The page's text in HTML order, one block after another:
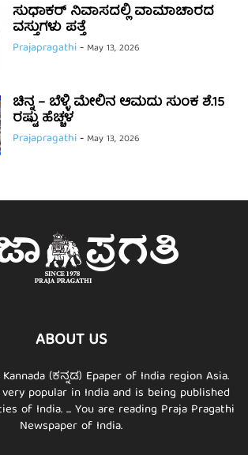
ಸುಧಾಕರ್ ನಿವಾಸದಲ್ಲಿ ವಾಮಾಚಾರದ
ವಸ್ತುಗಳು ಪತ್ತೆ
Prajapragathi- May 13, 2026
ಚಿನ್ನ – ಬೆಳ್ಳಿ ಮೇಲಿನ ಆಮದು ಸುಂಕ ಶೆ.15
ರಷ್ಟು ಹೆಚ್ಚಳ
Prajapragathi- May 13, 2026
ABOUT US
(ಕನ್ನಡ) Epaper of India region Asia.
popular in India and is being published
of India. ... You are reading Praja Pragathi
Newspaper of India.